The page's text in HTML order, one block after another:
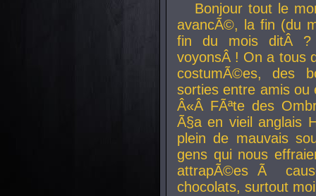
Bonjour tout le
avancÃ©, la fin (du
fin du mois ditÂ ?
voyonsÂ ! On a tous
costumÃ©es, des
sorties entre amis
Â«Â FÃªte des
Ã§a en vieil anglais
plein de mauvais
gens qui nous
attrapÃ©es Ã
chocolats, surtout